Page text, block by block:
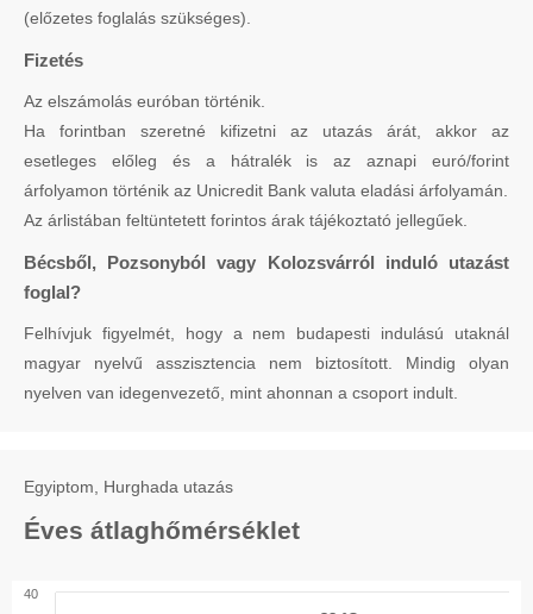
(előzetes foglalás szükséges).
Fizetés
Az elszámolás euróban történik.
Ha forintban szeretné kifizetni az utazás árát, akkor az
esetleges előleg és a hátralék is az aznapi euró/forint
árfolyamon történik az Unicredit Bank valuta eladási árfolyamán.
Az árlistában feltüntetett forintos árak tájékoztató jellegűek.
Bécsből, Pozsonyból vagy Kolozsvárról induló utazást
foglal?
Felhívjuk figyelmét, hogy a nem budapesti indulású utaknál
magyar nyelvű asszisztencia nem biztosított. Mindig olyan
nyelven van idegenvezető, mint ahonnan a csoport indult.
Egyiptom, Hurghada utazás
Éves átlaghőmérséklet
40